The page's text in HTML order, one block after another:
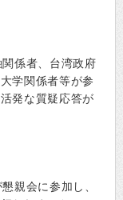
係者、台湾政府
学関係者等が参
発な質疑応答が
親会に参加し、